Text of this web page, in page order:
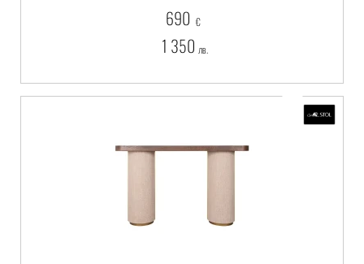
690 €
1 350 лв.